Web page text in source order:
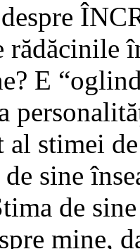
rădăcinile
E
stimei
sine
de
mine,